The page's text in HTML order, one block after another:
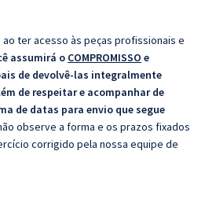
ter acesso às peças profissionais e
assumirá o COMPROMISSO e
de devolvê-las integralmente
de respeitar e acompanhar de
de datas para envio que segue
observe a forma e os prazos fixados
corrigido pela nossa equipe de